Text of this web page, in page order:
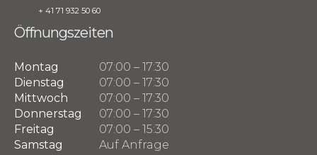
+ 41 71 932 50 60
Öffnungszeiten
Montag
07:00 – 17:30
Dienstag
07:00 – 17:30
Mittwoch
07:00 – 17:30
Donnerstag
07:00 – 17:30
Freitag
07:00 – 15:30
Samstag
Auf Anfrage